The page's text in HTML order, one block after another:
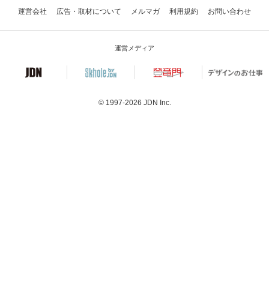
運営会社 広告・取材について メルマガ 利用規約 お問い合わせ
運営メディア
© 1997-2026 JDN Inc.